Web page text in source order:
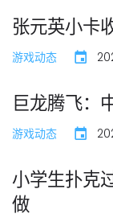
张元英小卡
游戏动态
巨龙腾飞：
游戏动态
小学生扑克
做